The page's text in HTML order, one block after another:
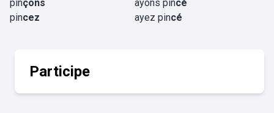
pinçons
pincez
ayons pincé
ayez pincé
Participe